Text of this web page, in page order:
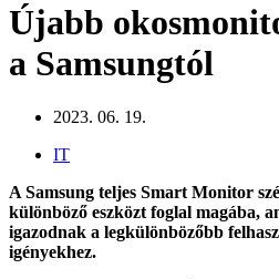
Újabb
a Samsungtól
2023. 06. 19.
IT
A Samsung teljes Smart Monitor
különböző eszközt foglal magába,
igazodnak a legkülönbözőbb
igényekhez.